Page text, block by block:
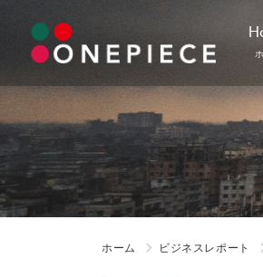
content
ホーム ビジネスレポート